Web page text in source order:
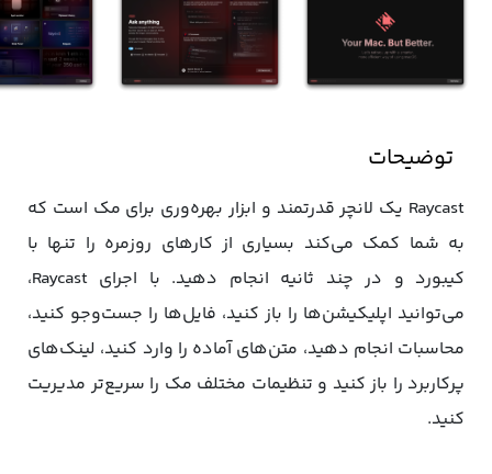
توضیحات
Raycast یک لانچر قدرتمند و ابزار بهره‌وری برای مک است که
به شما کمک می‌کند بسیاری از کارهای روزمره را تنها با
کیبورد و در چند ثانیه انجام دهید. با اجرای Raycast،
می‌توانید اپلیکیشن‌ها را باز کنید، فایل‌ها را جست‌وجو کنید،
محاسبات انجام دهید، متن‌های آماده را وارد کنید، لینک‌های
پرکاربرد را باز کنید و تنظیمات مختلف مک را سریع‌تر مدیریت
کنید.